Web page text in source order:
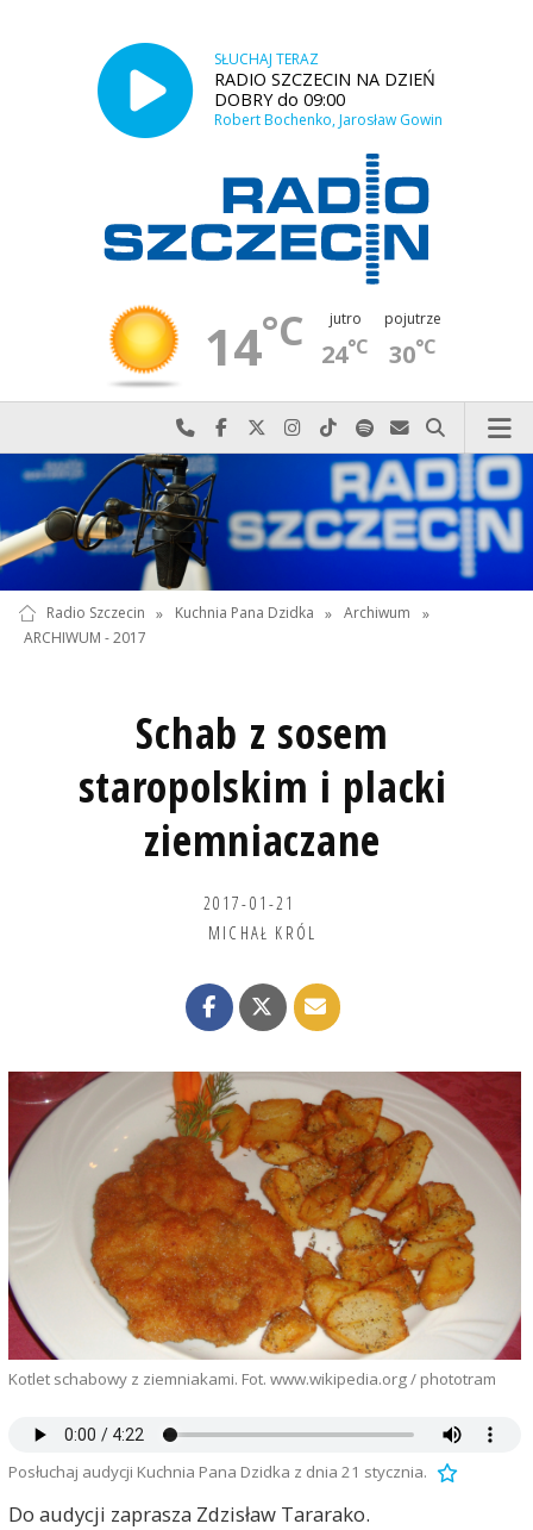
SŁUCHAJ TERAZ
RADIO SZCZECIN NA DZIEŃ
DOBRY do 09:00
Robert Bochenko, Jarosław Gowin
14°C jutro
24°C
pojutrze
30°C
Najlepiej po prostu do nas zadzwoń
Odwiedź nas na Facebook-u
Odwiedź nas na X
Odwiedź nas na Instagram-ie
Odwiedź nas na TikTok-u
Szukaj nas na Spotify
Wyślij do nas
Szukaj
Radio Szczecin » Kuchnia Pana Dzidka » Archiwum
»
ARCHIWUM - 2017
Schab z sosem
staropolskim i placki
ziemniaczane
2017-01-21
MICHAŁ KRÓL
Kotlet schabowy z ziemniakami. Fot. www.wikipedia.org / phototram
Posłuchaj audycji Kuchnia Pana Dzidka z dnia 21 stycznia.
Do audycji zaprasza Zdzisław Tararako.